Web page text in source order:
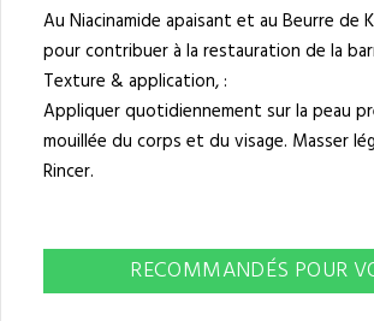
Au Niacinamide apaisant et au Beurre de
pour contribuer à la restauration de la
Texture & application, :
Appliquer quotidiennement sur la peau
mouillée du corps et du visage. Masser
Rincer.
RECOMMANDÉS POUR